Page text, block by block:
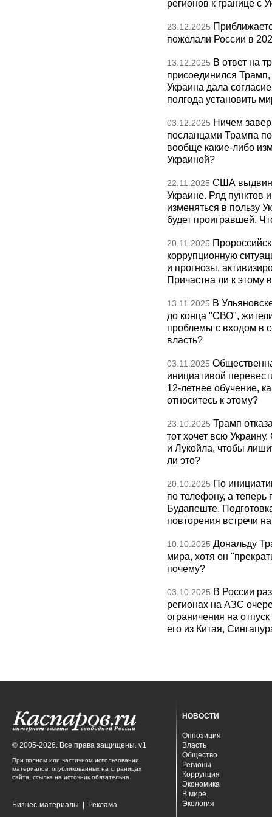
регионов к границе с
23.12.2025
пожелали России в
13.12.2025 В ответ на
присоединился
Украина дала
полгода установить
03.12.2025 Ничем
посланцами Трампа
вообще какие-либо
Украиной?
22.11.2025 США
Украине. Ряд пунктов
изменяться в пользу
будет проигравшей.
20.11.2025
коррупционную
и прогнозы,
Причастна ли к этому
13.11.2025 В
до конца "СВО",
проблемы с входом в
власть?
03.11.2025
инициативой
12-летнее обучение,
относитесь к этому?
23.10.2025 Трамп
тот хочет всю
и Лукойла, чтобы
ли это?
20.10.2025 По
по телефону, а теперь
Будапеште.
повторения встречи
10.10.2025 Дональду
мира, хотя он
почему?
03.10.2025 В России
регионах на АЗС
ограничения на
его из Китая,
© 2005-2026. Все права защищены. v1
При полном или частичном использовании
материалов, опубликованных на страницах
сайта, ссылка на источник обязательна.
Бизнес-материалы Реклама
НОВОСТИ
Оппозиция
Власть
Общество
Регионы
Коррупция
Экономика
В мире
Экология